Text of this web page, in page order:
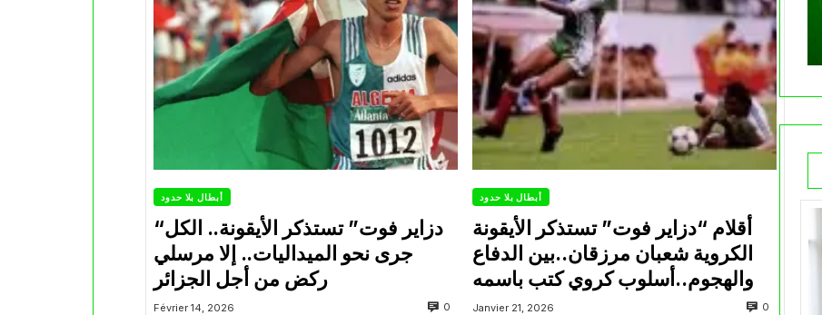
أبطال بلا حدود
“دزاير فوت” تستذكر الأيقونة.. الكل
جرى نحو الميداليات.. إلا مرسلي
ركض من أجل الجزائر
Février 14, 2026 0
أبطال بلا حدود
أقلام “دزاير فوت” تستذكر الأيقونة
الكروية شعبان مرزقان..بين الدفاع
والهجوم..أسلوب كروي كتب باسمه
Janvier 21, 2026 0